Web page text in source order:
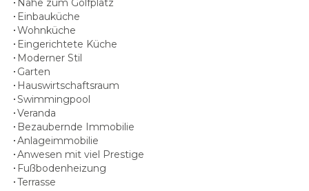
Nähe zum Golfplatz
Einbauküche
Wohnküche
Eingerichtete Küche
Moderner Stil
Garten
Hauswirtschaftsraum
Swimmingpool
Veranda
Bezaubernde Immobilie
Anlageimmobilie
Anwesen mit viel Prestige
Fußbodenheizung
Terrasse